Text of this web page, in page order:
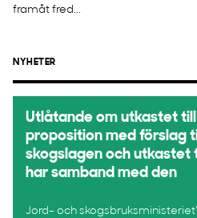
framåt fred...
NYHETER
Utlåtande om utkastet
proposition med förslag
skogslagen och utkastet
har samband med den
Jord- och